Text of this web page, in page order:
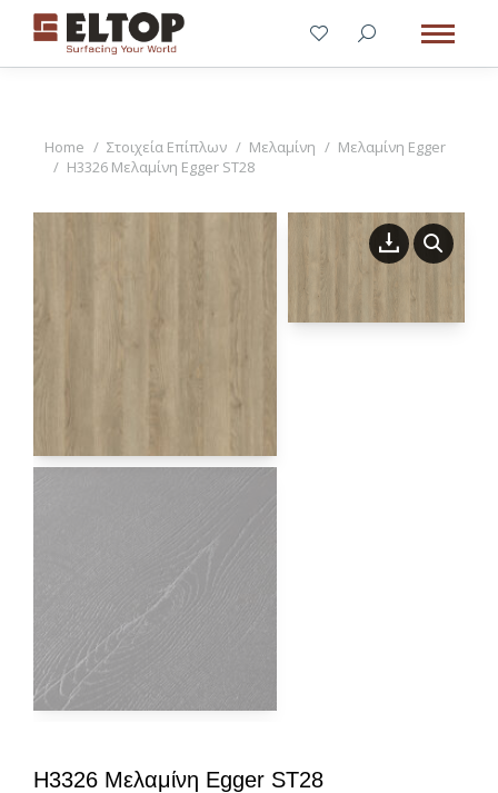
You are here:
Home Στοιχεία Επίπλων Μελαμίνη
Μελαμίνη Egger
H3326 Μελαμίνη Egger ST28
H3326 Μελαμίνη Egger ST28